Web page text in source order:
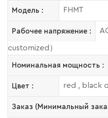
Модель : FHMT
Рабочее напряжение :
customized）
Номинальная мощность :
Цвет : red , black
Заказ (Минимальный